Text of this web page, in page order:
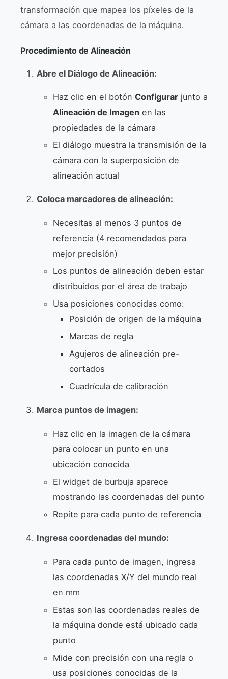
transformación que mapea los píxeles de la
cámara a las coordenadas de la máquina.
Procedimiento de Alineación
Abre el Diálogo de Alineación:
Haz clic en el botón Configurar junto a
Alineación de Imagen en las
propiedades de la cámara
El diálogo muestra la transmisión de la
cámara con la superposición de
alineación actual
Coloca marcadores de alineación:
Necesitas al menos 3 puntos de
referencia (4 recomendados para
mejor precisión)
Los puntos de alineación deben estar
distribuidos por el área de trabajo
Usa posiciones conocidas como:
Posición de origen de la máquina
Marcas de regla
Agujeros de alineación pre-
cortados
Cuadrícula de calibración
Marca puntos de imagen:
Haz clic en la imagen de la cámara
para colocar un punto en una
ubicación conocida
El widget de burbuja aparece
mostrando las coordenadas del punto
Repite para cada punto de referencia
Ingresa coordenadas del mundo:
Para cada punto de imagen, ingresa
las coordenadas X/Y del mundo real
en mm
Estas son las coordenadas reales de
la máquina donde está ubicado cada
punto
Mide con precisión con una regla o
usa posiciones conocidas de la